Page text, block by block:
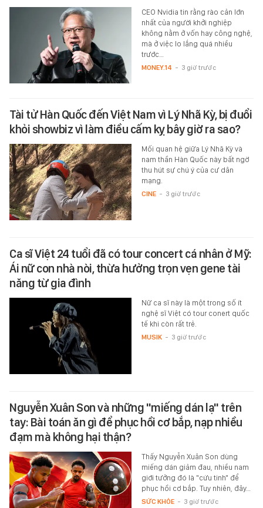
CEO Nvidia tin rằng rào cản lớn
nhất của người khởi nghiệp
không nằm ở vốn hay công nghệ,
mà ở việc lo lắng quá nhiều
trước…
MONEY.14 - 3 giờ trước
Tài tử Hàn Quốc đến Việt Nam vì Lý Nhã Kỳ, bị đuổi
khỏi showbiz vì làm điều cấm kỵ bây giờ ra sao?
Mối quan hệ giữa Lý Nhã Kỳ và
nam thần Hàn Quốc này bất ngờ
thu hút sự chú ý của cư dân
mạng.
CINE - 3 giờ trước
Ca sĩ Việt 24 tuổi đã có tour concert cá nhân ở Mỹ:
Ái nữ con nhà nòi, thừa hưởng trọn vẹn gene tài
năng từ gia đình
Nữ ca sĩ này là một trong số ít
nghệ sĩ Việt có tour conert quốc
tế khi còn rất trẻ.
MUSIK - 3 giờ trước
Nguyễn Xuân Son và những "miếng dán lạ" trên
tay: Bài toán ăn gì để phục hồi cơ bắp, nạp nhiều
đạm mà không hại thận?
Thấy Nguyễn Xuân Son dùng
miếng dán giảm đau, nhiều nam
giới tưởng đó là "cứu tinh" để
phục hồi cơ bắp. Tuy nhiên, đây…
SỨC KHỎE - 3 giờ trước